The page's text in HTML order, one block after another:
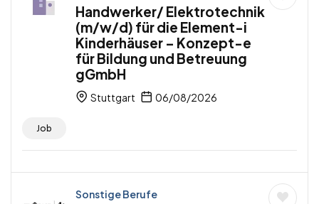
Handwerker/ Elektrotechnik
(m/w/d) für die Element-i
Kinderhäuser – Konzept-e
für Bildung und Betreuung
gGmbH
Stuttgart 06/08/2026
Job
Sonstige Berufe